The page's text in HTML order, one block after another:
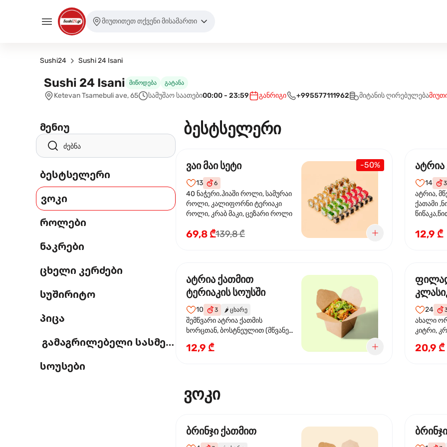
მიუთითეთ თქვენი მისამართი
Sushi24 Sushi 24 Isani
Sushi 24 Isani მიწოდება გატანა
Ketevan Tsamebuli ave, 65 სამუშაო საათები00:00 - 23:59 განრიგი +995577111962 მიტანის ღირებულება
მენიუ
ბესტსელერი
ვოკი
როლები
ნაკრები
ცხელი კერძები
სუშირიტო
პიცა
გამაგრილებელი სასმელი
სოუსები
ბესტსელერი
-50%
ვაი მაი სეტი
13 6
40 ნაჭერი.ჰიაში როლი, სამურაი
როლი, კალიფორნი ტერიაკი
როლი, კრაბ მაკი, ცეზარი როლი
69,8 ₾139,8 ₾
14 3
ატრია,
ქათამი
სოუსი,
12,9 ₾
ატრია ქათმით
ტერიაკის სოუსში
10 3 🌶️ ცხარე
შემწვარი ატრია ქათმის
ხორცთან, ბოსტნეულით (მწვანე
და ტერიაკის სოუსით
12,9 ₾
24
ახალი
კიტრი,
20,9 ₾
ვოკი
ბრინჯი ქათმით